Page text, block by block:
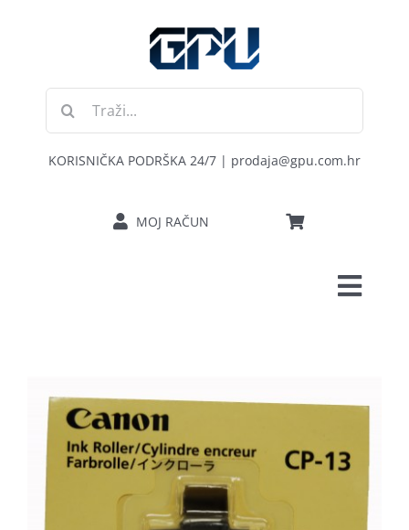
Traži...
KORISNIČKA PODRŠKA 24/7 | prodaja@gpu.com.hr
MOJ RAČUN
KOMPONENTE
PERIFERIJA
KABELI I KONEKTORI